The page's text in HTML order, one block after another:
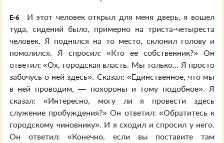
E-6
И этот человек открыл для меня дверь, я вошел
туда, сидений было, примерно на триста-четыреста
человек. Я поднялся на то место, склонил голову и
помолился. Я спросил: «Кто ее собственник?» Он
ответил: «Ох, городская власть. Мы только... Я просто
забочусь о ней здесь». Сказал: «Единственное, что мы
в ней проводим, — похороны и тому подобное». Я
сказал: «Интересно, могу ли я провести здесь
служение пробуждения?» Он ответил: «Обратитесь к
городскому чиновнику». И я сходил и спросил у него.
Он ответил: «Конечно, если вы поставите там